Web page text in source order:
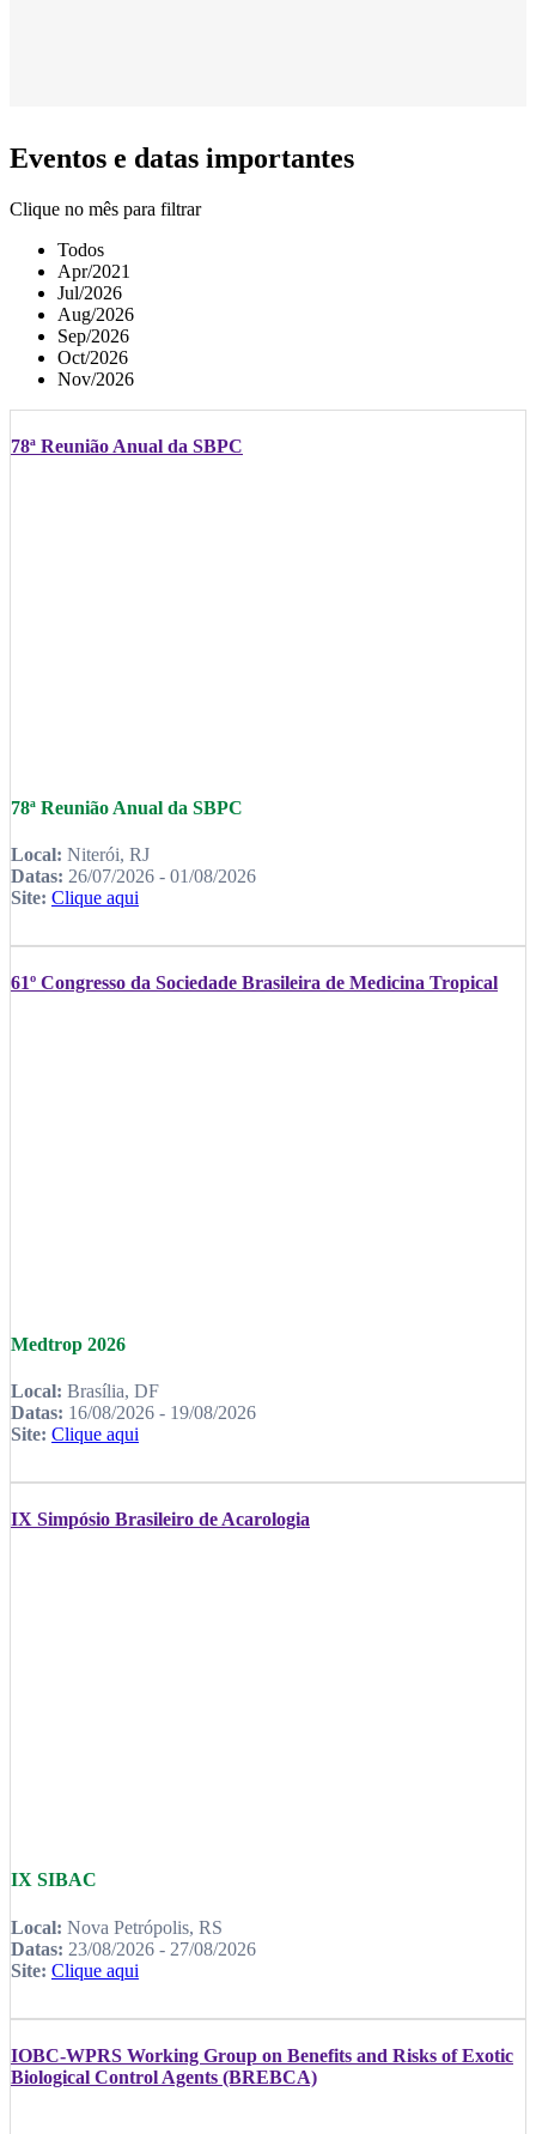
Eventos e datas importantes
Clique no mês para filtrar
Todos
Apr/2021
Jul/2026
Aug/2026
Sep/2026
Oct/2026
Nov/2026
78ª Reunião Anual da SBPC
78ª Reunião Anual da SBPC
Local: Niterói, RJ
Datas: 26/07/2026 - 01/08/2026
Site: Clique aqui
61º Congresso da Sociedade Brasileira de Medicina Tropical
Medtrop 2026
Local: Brasília, DF
Datas: 16/08/2026 - 19/08/2026
Site: Clique aqui
IX Simpósio Brasileiro de Acarologia
IX SIBAC
Local: Nova Petrópolis, RS
Datas: 23/08/2026 - 27/08/2026
Site: Clique aqui
IOBC-WPRS Working Group on Benefits and Risks of Exotic
Biological Control Agents (BREBCA)